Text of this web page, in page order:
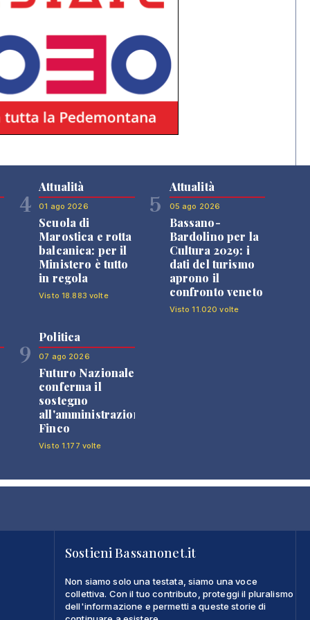
4
Attualità
01 ago 2026
Scuola di
Marostica e rotta
balcanica: per il
Ministero è tutto
in regola
Visto 18.883 volte
5
Attualità
05 ago 2026
Bassano-
Bardolino per la
Cultura 2029: i
dati del turismo
aprono il
confronto veneto
Visto 11.020 volte
9
Politica
07 ago 2026
Futuro Nazionale
conferma il
sostegno
all'amministrazione
Finco
Visto 1.177 volte
Sostieni Bassanonet.it
Non siamo solo una testata, siamo una voce
collettiva. Con il tuo contributo, proteggi il pluralismo
dell'informazione e permetti a queste storie di